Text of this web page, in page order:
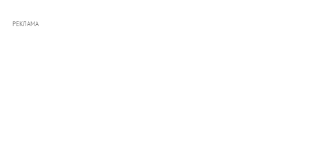
РЕКЛАМА